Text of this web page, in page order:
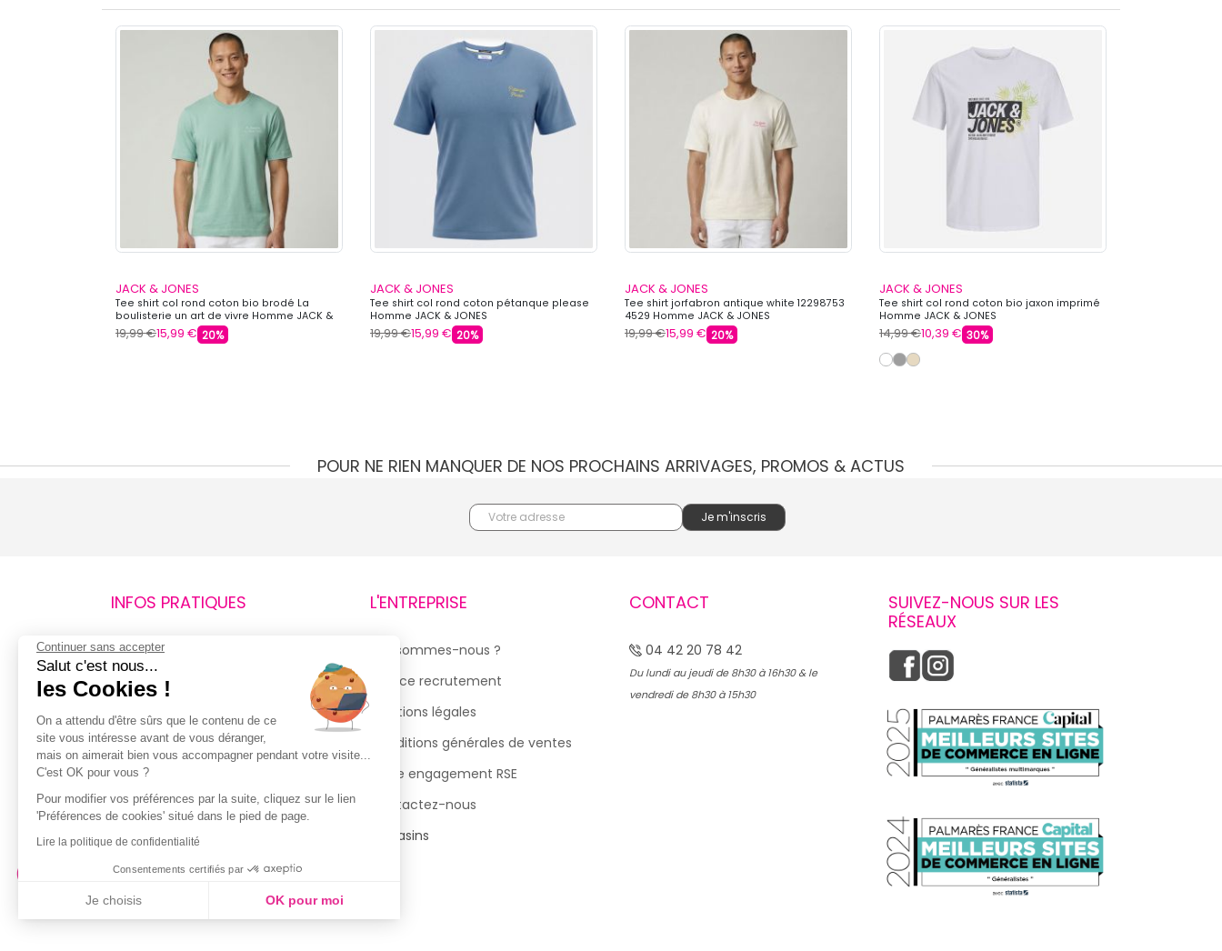
JACK & JONES
Tee shirt col rond coton bio brodé La
boulisterie un art de vivre Homme JACK &
JONES
19,99 €15,99 € 20%
JACK & JONES
Tee shirt col rond coton pétanque please
Homme JACK & JONES
19,99 €15,99 € 20%
JACK & JONES
Tee shirt jorfabron antique white 12298753
4529 Homme JACK & JONES
19,99 €15,99 € 20%
JACK & JONES
Tee shirt col rond coton bio jaxon imprimé
Homme JACK & JONES
14,99 €10,39 € 30%
POUR NE RIEN MANQUER DE NOS PROCHAINS ARRIVAGES, PROMOS & ACTUS
INFOS PRATIQUES
Retours et remboursements
Suivi de commande
Livraisons
Guide des tailles
Politique de confidentialité
Conditions générales d’utilisation
de la Carte de Fidélité
L'ENTREPRISE
Qui sommes-nous ?
Espace recrutement
Mentions légales
Conditions générales de ventes
Notre engagement RSE
Contactez-nous
Magasins
CONTACT
04 42 20 78 42
Du lundi au jeudi de 8h30 à 16h30 & le
vendredi de 8h30 à 15h30
SUIVEZ-NOUS SUR LES
RÉSEAUX
Continuer sans accepter
Salut c'est nous...
les Cookies !
On a attendu d'être sûrs que le contenu de ce
site vous intéresse avant de vous déranger,
mais on aimerait bien vous accompagner pendant votre visite...
C'est OK pour vous ?
Pour modifier vos préférences par la suite, cliquez sur le lien
'Préférences de cookies' situé dans le pied de page.
Lire la politique de confidentialité
Consentements certifiés par
Je choisis OK pour moi